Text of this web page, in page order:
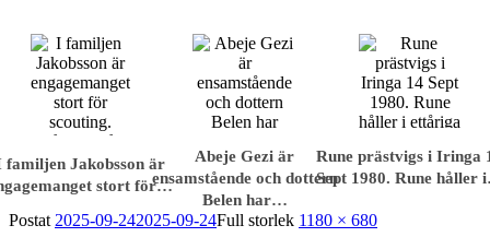
familjen Jakobsson är
stort för…
Abeje Gezi är
ensamstående och dottern
Belen har…
Rune prästvigs i Iringa
Sept 1980. Rune håller
Postat 2025-09-242025-09-24Full storlek 1180 × 680